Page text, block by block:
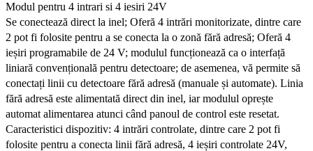
Modul pentru 4 intrari si 4 iesiri 24V
Se conectează direct la inel; Oferă 4 intrări monitorizate, dintre care
2 pot fi folosite pentru a se conecta la o zonă fără adresă; Oferă 4
ieșiri programabile de 24 V; modulul funcționează ca o interfață
liniară convențională pentru detectoare; de asemenea, vă permite să
conectați linii cu detectoare fără adresă (manuale și automate). Linia
fără adresă este alimentată direct din inel, iar modulul oprește
automat alimentarea atunci când panoul de control este resetat.
Caracteristici dispozitiv: 4 intrări controlate, dintre care 2 pot fi
folosite pentru a conecta linii fără adresă, 4 ieșiri controlate 24V,